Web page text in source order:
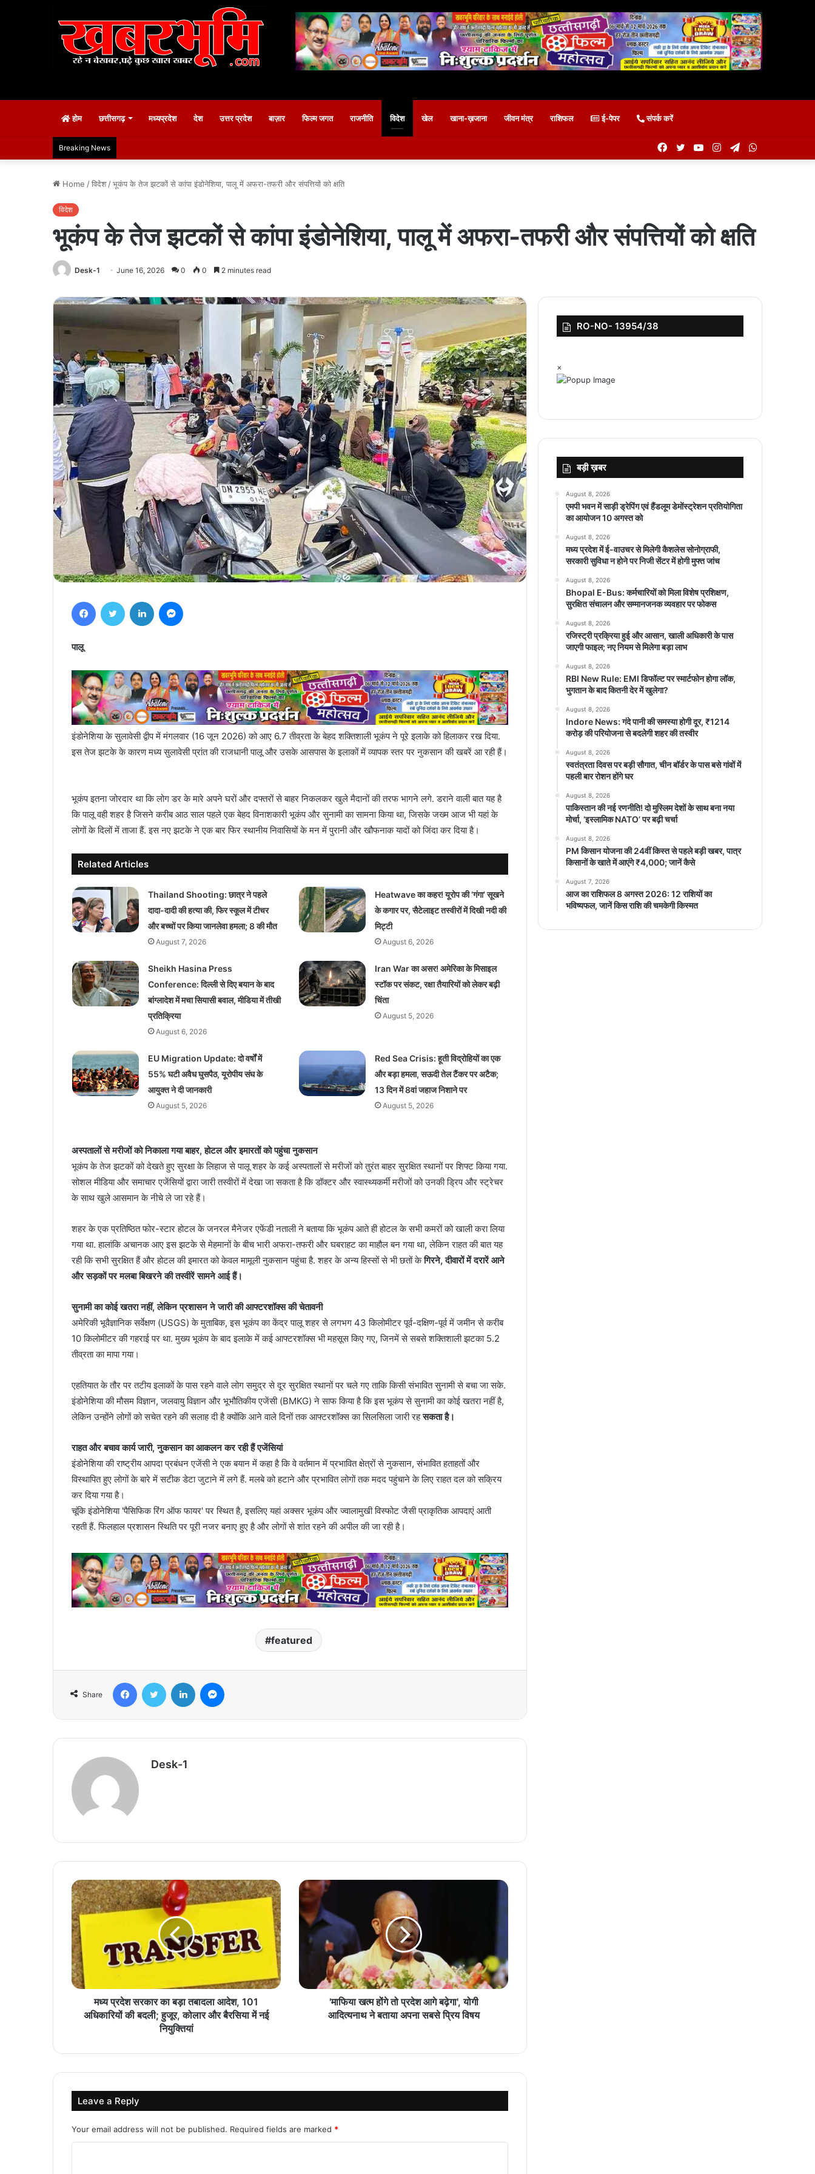
होम छत्तीसगढ़ मध्यप्रदेश देश उत्तर प्रदेश बाज़ार फिल्म जगत राजनीति विदेश खेल खाना-ख़जाना जीवन मंत्र राशिफल ई-पेपर संपर्क करें
Breaking News Telegram
Instagram
YouTube
Twitter
Facebook
Home /विदेश /भूकंप के तेज झटकों से कांपा इंडोनेशिया, पालू में अफरा-तफरी और संपत्तियों को क्षति
विदेश
भूकंप के तेज झटकों से कांपा इंडोनेशिया, पालू में अफरा-तफरी और संपत्तियों को क्षति
Desk-1 June 16, 2026 0 0 2 minutes read
पालू
इंडोनेशिया के सुलावेसी द्वीप में मंगलवार (16 जून 2026) को आए 6.7 तीव्रता के बेहद शक्तिशाली भूकंप ने पूरे इलाके को हिलाकर रख दिया.
इस तेज झटके के कारण मध्य सुलावेसी प्रांत की राजधानी पालू और उसके आसपास के इलाकों में व्यापक स्तर पर नुकसान की खबरें आ रही हैं।
भूकंप इतना जोरदार था कि लोग डर के मारे अपने घरों और दफ्तरों से बाहर निकलकर खुले मैदानों की तरफ भागने लगे. डराने वाली बात यह है
कि पालू वही शहर है जिसने करीब आठ साल पहले एक बेहद विनाशकारी भूकंप और सुनामी का सामना किया था, जिसके जख्म आज भी यहां के
लोगों के दिलों में ताजा हैं. इस नए झटके ने एक बार फिर स्थानीय निवासियों के मन में पुरानी और खौफनाक यादों को जिंदा कर दिया है।
Related Articles
Thailand Shooting: छात्र ने पहले
दादा-दादी की हत्या की, फिर स्कूल में टीचर
और बच्चों पर किया जानलेवा हमला; 8 की मौत
August 7, 2026
Heatwave का कहर! यूरोप की ‘गंगा’ सूखने
के कगार पर, सैटेलाइट तस्वीरों में दिखी नदी की
मिट्टी
August 6, 2026
Sheikh Hasina Press
Conference: दिल्ली से दिए बयान के बाद
बांग्लादेश में मचा सियासी बवाल, मीडिया में तीखी
प्रतिक्रिया
August 6, 2026
Iran War का असर! अमेरिका के मिसाइल
स्टॉक पर संकट, रक्षा तैयारियों को लेकर बढ़ी
चिंता
August 5, 2026
EU Migration Update: दो वर्षों में
55% घटी अवैध घुसपैठ, यूरोपीय संघ के
आयुक्त ने दी जानकारी
August 5, 2026
Red Sea Crisis: हूती विद्रोहियों का एक
और बड़ा हमला, सऊदी तेल टैंकर पर अटैक;
13 दिन में 8वां जहाज निशाने पर
August 5, 2026
अस्पतालों से मरीजों को निकाला गया बाहर, होटल और इमारतों को पहुंचा नुकसान
भूकंप के तेज झटकों को देखते हुए सुरक्षा के लिहाज से पालू शहर के कई अस्पतालों से मरीजों को तुरंत बाहर सुरक्षित स्थानों पर शिफ्ट किया गया.
सोशल मीडिया और समाचार एजेंसियों द्वारा जारी तस्वीरों में देखा जा सकता है कि डॉक्टर और स्वास्थ्यकर्मी मरीजों को उनकी ड्रिप और स्ट्रेचर
के साथ खुले आसमान के नीचे ले जा रहे हैं।
शहर के एक प्रतिष्ठित फोर-स्टार होटल के जनरल मैनेजर एफेंडी नताली ने बताया कि भूकंप आते ही होटल के सभी कमरों को खाली करा लिया
गया था. हालांकि अचानक आए इस झटके से मेहमानों के बीच भारी अफरा-तफरी और घबराहट का माहौल बन गया था, लेकिन राहत की बात यह
रही कि सभी सुरक्षित हैं और होटल की इमारत को केवल मामूली नुकसान पहुंचा है. शहर के अन्य हिस्सों से भी छतों केगिरने, दीवारों में दरारें आने
और सड़कों पर मलबा बिखरने की तस्वीरें सामने आई हैं।
सुनामी का कोई खतरा नहीं, लेकिन प्रशासन ने जारी की आफ्टरशॉक्स की चेतावनी
अमेरिकी भूवैज्ञानिक सर्वेक्षण (USGS) के मुताबिक, इस भूकंप का केंद्र पालू शहर से लगभग 43 किलोमीटर पूर्व-दक्षिण-पूर्व में जमीन से करीब
10 किलोमीटर की गहराई पर था. मुख्य भूकंप के बाद इलाके में कई आफ्टरशॉक्स भी महसूस किए गए, जिनमें से सबसे शक्तिशाली झटका 5.2
तीव्रता का मापा गया।
एहतियात के तौर पर तटीय इलाकों के पास रहने वाले लोग समुद्र से दूर सुरक्षित स्थानों पर चले गए ताकि किसी संभावित सुनामी से बचा जा सके.
इंडोनेशिया की मौसम विज्ञान, जलवायु विज्ञान और भूभौतिकीय एजेंसी (BMKG) ने साफ किया है कि इस भूकंप से सुनामी का कोई खतरा नहीं है,
लेकिन उन्होंने लोगों को सचेत रहने की सलाह दी है क्योंकि आने वाले दिनों तक आफ्टरशॉक्स का सिलसिला जारी रहसकता है।
राहत और बचाव कार्य जारी, नुकसान का आकलन कर रही हैं एजेंसियां
इंडोनेशिया की राष्ट्रीय आपदा प्रबंधन एजेंसी ने एक बयान में कहा है कि वे वर्तमान में प्रभावित क्षेत्रों से नुकसान, संभावित हताहतों और
विस्थापित हुए लोगों के बारे में सटीक डेटा जुटाने में लगे हैं. मलबे को हटाने और प्रभावित लोगों तक मदद पहुंचाने के लिए राहत दल को सक्रिय
कर दिया गया है।
चूंकि इंडोनेशिया 'पैसिफिक रिंग ऑफ फायर' पर स्थित है, इसलिए यहां अक्सर भूकंप और ज्वालामुखी विस्फोट जैसी प्राकृतिक आपदाएं आती
रहती हैं. फिलहाल प्रशासन स्थिति पर पूरी नजर बनाए हुए है और लोगों से शांत रहने की अपील की जा रही है।
featured
Share
Desk-1
मध्य प्रदेश सरकार का बड़ा तबादला आदेश, 101
अधिकारियों की बदली; हुजूर, कोलार और बैरसिया में नई
नियुक्तियां
'माफिया खत्म होंगे तो प्रदेश आगे बढ़ेगा', योगी
आदित्यनाथ ने बताया अपना सबसे प्रिय विषय
Leave a Reply
Your email address will not be published. Required fields are marked *
RO-NO- 13954/38
×
बड़ी ख़बर
August 8, 2026
एमपी भवन में साड़ी ड्रेपिंग एवं हैंडलूम डेमोंस्ट्रेशन प्रतियोगिता
का आयोजन 10 अगस्त को
August 8, 2026
मध्य प्रदेश में ई-वाउचर से मिलेगी कैशलेस सोनोग्राफी,
सरकारी सुविधा न होने पर निजी सेंटर में होगी मुफ्त जांच
August 8, 2026
Bhopal E-Bus: कर्मचारियों को मिला विशेष प्रशिक्षण,
सुरक्षित संचालन और सम्मानजनक व्यवहार पर फोकस
August 8, 2026
रजिस्ट्री प्रक्रिया हुई और आसान, खाली अधिकारी के पास
जाएगी फाइल; नए नियम से मिलेगा बड़ा लाभ
August 8, 2026
RBI New Rule: EMI डिफॉल्ट पर स्मार्टफोन होगा लॉक,
भुगतान के बाद कितनी देर में खुलेगा?
August 8, 2026
Indore News: गंदे पानी की समस्या होगी दूर, ₹1214
करोड़ की परियोजना से बदलेगी शहर की तस्वीर
August 8, 2026
स्वतंत्रता दिवस पर बड़ी सौगात, चीन बॉर्डर के पास बसे गांवों में
पहली बार रोशन होंगे घर
August 8, 2026
पाकिस्तान की नई रणनीति! दो मुस्लिम देशों के साथ बना नया
मोर्चा, ‘इस्लामिक NATO’ पर बढ़ी चर्चा
August 8, 2026
PM किसान योजना की 24वीं किस्त से पहले बड़ी खबर, पात्र
किसानों के खाते में आएंगे ₹4,000; जानें कैसे
August 7, 2026
आज का राशिफल 8 अगस्त 2026: 12 राशियों का
भविष्यफल, जानें किस राशि की चमकेगी किस्मत